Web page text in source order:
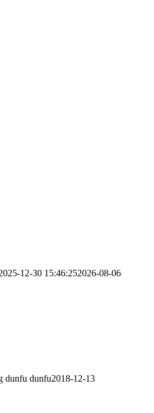
12-30 15:46:252026-08-06
dunfu dunfu2018-12-13